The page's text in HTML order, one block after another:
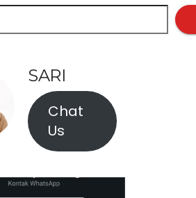
SARI
Chat
Us